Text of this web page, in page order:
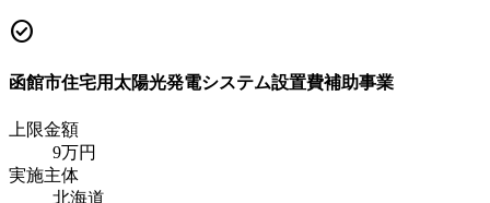
check_circle
函館市住宅用太陽光発電システム設置費補助事業
上限金額
9万円
実施主体
北海道